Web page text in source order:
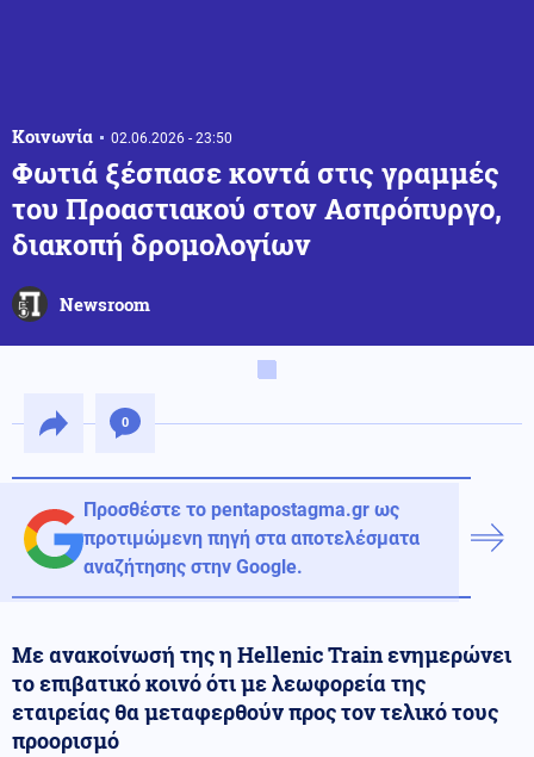
Κοινωνία 02.06.2026 - 23:50
Φωτιά ξέσπασε κοντά στις γραμμές
του Προαστιακού στον Ασπρόπυργο,
διακοπή δρομολογίων
Newsroom
0
Προσθέστε το pentapostagma.gr ως
προτιμώμενη πηγή στα αποτελέσματα
αναζήτησης στην Google.
Με ανακοίνωσή της η Hellenic Train ενημερώνει
το επιβατικό κοινό ότι με λεωφορεία της
εταιρείας θα μεταφερθούν προς τον τελικό τους
προορισμό